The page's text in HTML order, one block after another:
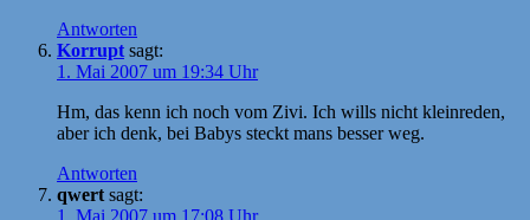
Antworten
Korrupt sagt:
1. Mai 2007 um 19:34 Uhr
Hm, das kenn ich noch vom Zivi. Ich wills nicht kleinreden,
aber ich denk, bei Babys steckt mans besser weg.
Antworten
qwert sagt:
1. Mai 2007 um 17:08 Uhr